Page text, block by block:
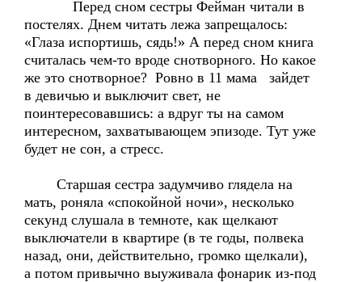
Перед сном сестры Фейман читали в
постелях. Днем читать лежа запрещалось:
«Глаза испортишь, сядь!» А перед сном книга
считалась чем-то вроде снотворного. Но какое
же это снотворное? Ровно в 11 мама зайдет
в девичью и выключит свет, не
поинтересовавшись: а вдруг ты на самом
интересном, захватывающем эпизоде. Тут уже
будет не сон, а стресс.
Старшая сестра задумчиво глядела на
мать, роняла «спокойной ночи», несколько
секунд слушала в темноте, как щелкают
выключатели в квартире (в те годы, полвека
назад, они, действительно, громко щелкали),
а потом привычно выуживала фонарик из-под